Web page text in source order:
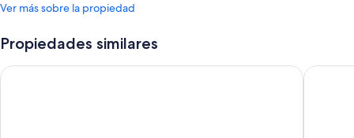
Ver más sobre la propiedad
Propiedades similares
Sheraton Vistana Resort Villas, Lake Buena Vista/Orlando